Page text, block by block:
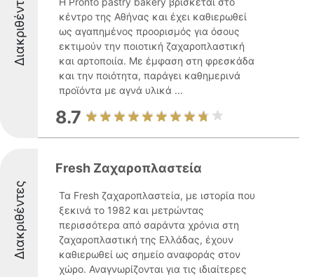
Διακριθέντες
κέντρο της Αθήνας και έχει καθιερωθεί
ως αγαπημένος προορισμός για όσους
εκτιμούν την ποιοτική ζαχαροπλαστική
και αρτοποιία. Με έμφαση στη φρεσκάδα
και την ποιότητα, παράγει καθημερινά
προϊόντα με αγνά υλικά ...
8.7
Διακριθέντες
Fresh Ζαχαροπλαστεία
Τα Fresh ζαχαροπλαστεία, με ιστορία που
ξεκινά το 1982 και μετρώντας
περισσότερα από σαράντα χρόνια στη
ζαχαροπλαστική της Ελλάδας, έχουν
καθιερωθεί ως σημείο αναφοράς στον
χώρο. Αναγνωρίζονται για τις ιδιαίτερες